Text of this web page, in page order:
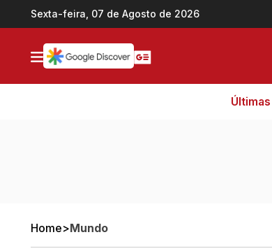
Ir direto pro conteúdo
Sexta-feira, 07 de Agosto de 2026
Últimas
Home>Mundo